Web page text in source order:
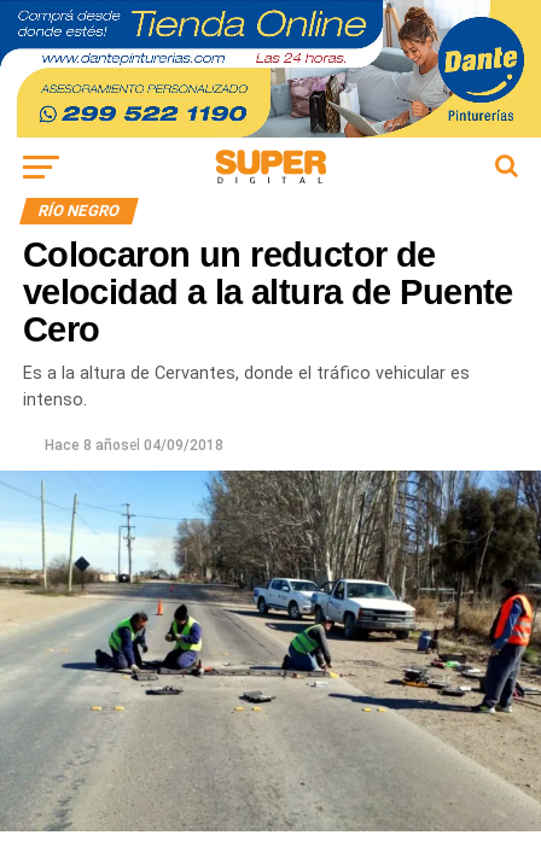
RÍO NEGRO
Colocaron un reductor de
velocidad a la altura de Puente
Cero
Es a la altura de Cervantes, donde el tráfico vehicular es
intenso.
Hace 8 añosel 04/09/2018